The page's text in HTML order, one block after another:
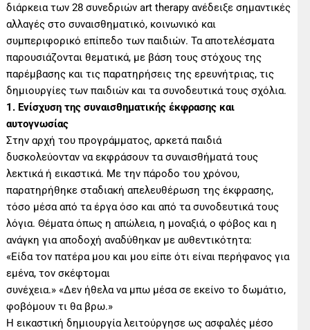
διάρκεια των 28 συνεδριών art therapy ανέδειξε σημαντικές
αλλαγές στο συναισθηματικό, κοινωνικό και
συμπεριφορικό επίπεδο των παιδιών. Τα αποτελέσματα
παρουσιάζονται θεματικά, με βάση τους στόχους της
παρέμβασης και τις παρατηρήσεις της ερευνήτριας, τις
δημιουργίες των παιδιών και τα συνοδευτικά τους σχόλια.
1. Ενίσχυση της συναισθηματικής έκφρασης και
αυτογνωσίας
Στην αρχή του προγράμματος, αρκετά παιδιά
δυσκολεύονταν να εκφράσουν τα συναισθήματά τους
λεκτικά ή εικαστικά. Με την πάροδο του χρόνου,
παρατηρήθηκε σταδιακή απελευθέρωση της έκφρασης,
τόσο μέσα από τα έργα όσο και από τα συνοδευτικά τους
λόγια. Θέματα όπως η απώλεια, η μοναξιά, ο φόβος και η
ανάγκη για αποδοχή αναδύθηκαν με αυθεντικότητα:
«Είδα τον πατέρα μου και μου είπε ότι είναι περήφανος για
εμένα, τον σκέφτομαι
συνέχεια.» «Δεν ήθελα να μπω μέσα σε εκείνο το δωμάτιο,
φοβόμουν τι θα βρω.»
Η εικαστική δημιουργία λειτούργησε ως ασφαλές μέσο